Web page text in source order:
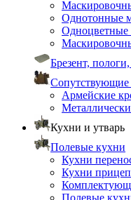
Однотонные
Одноцветные
Брезент,
Сопутствующие
Армейские
Кухни и утварь
Полевые кухни
Кухни
Кухни
Полевые